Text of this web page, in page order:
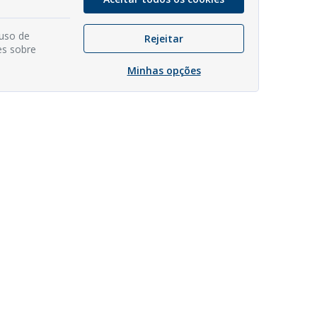
de
sobre
Rejeitar
Minhas opções